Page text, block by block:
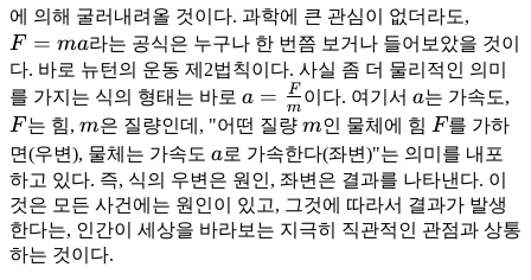
에 의해 굴러내려올 것이다. 과학에 큰 관심이 없더라도,
=
ma
F = ma라는 공식은 누구나 한 번쯤 보거나 들어보았을 것이
다. 바로 뉴턴의 운동 제2법칙이다. 사실 좀 더 물리적인 의미
를 가지는 식의 형태는 바로 a =
\frac
F m
a = m
F 이다. 여기서a
a는 가속도,
F 는 힘, m
m은 질량인데, "어떤 질량 m
m인 물체에 힘 F
F를 가하
면(우변), 물체는 가속도 a
a로 가속한다(좌변)"는 의미를 내포
하고 있다. 즉, 식의 우변은 원인, 좌변은 결과를 나타낸다. 이
것은 모든 사건에는 원인이 있고, 그것에 따라서 결과가 발생
한다는, 인간이 세상을 바라보는 지극히 직관적인 관점과 상통
하는 것이다.